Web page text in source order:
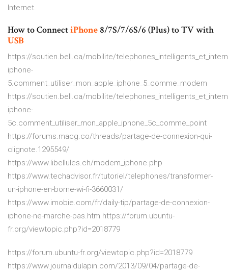
Internet.
How to ConnectiPhone 8/7S/7/6S/6 (Plus) to TV with
USB
https://soutien.bell.ca/mobilite/
iphone-
5.comment_utiliser_mon_apple_iphone_5_comme_modem
https://soutien.bell.ca/mobilite/
iphone-
5c.comment_utiliser_mon_apple_iphone_5c_comme_point
https://forums.macg.co/threads/partage-de-connexion-qui-
clignote.1295549/
https://www.libellules.ch/modem_iphone.php
https://www.techadvisor.fr/tutoriel/telephones/transformer-
un-iphone-en-borne-wi-fi-3660031/
https://www.imobie.com/fr/daily-tip/partage-de-connexion-
iphone-ne-marche-pas.htm https://forum.ubuntu-
fr.org/viewtopic.php?id=2018779
https://forum.ubuntu-fr.org/viewtopic.php?id=2018779
https://www.journaldulapin.com/2013/09/04/partage-de-